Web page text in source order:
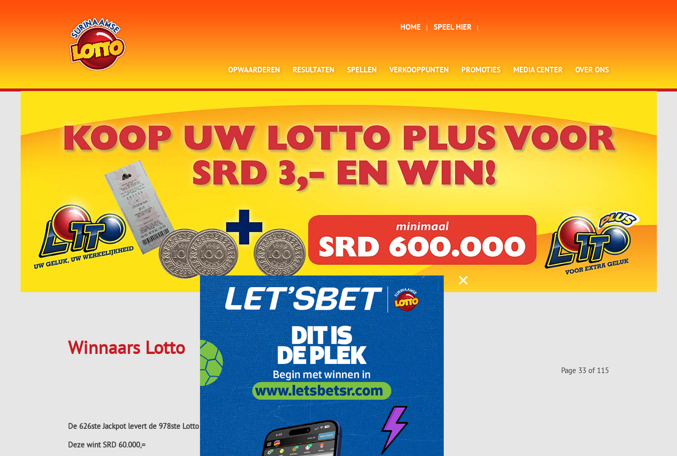
HOME SPEEL HIER
OPWAARDEREN RESULTATEN SPELLEN VERKOOPPUNTEN PROMOTIES MEDIA CENTER OVER ONS
Winnaars Lotto
Page 33 of 115
De 626ste Jackpot levert de 978ste Lotto Jackpotwinnaar op.
Deze wint SRD 60.000,=
×